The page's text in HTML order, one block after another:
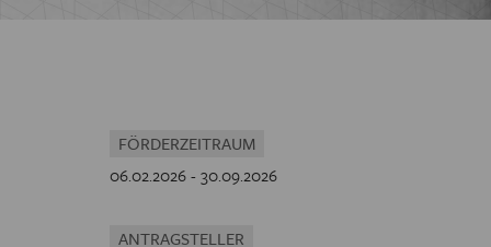
FÖRDERZEITRAUM
06.02.2026 - 30.09.2026
ANTRAGSTELLER